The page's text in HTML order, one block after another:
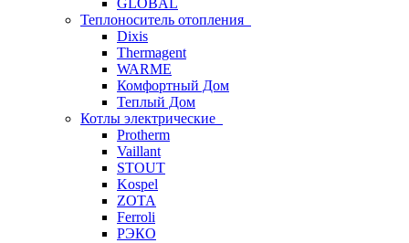
GLOBAL
Теплоноситель отопления
Dixis
Thermagent
WARME
Комфортный Дом
Теплый Дом
Котлы электрические
Protherm
Vaillant
STOUT
Kospel
ZOTA
Ferroli
РЭКО